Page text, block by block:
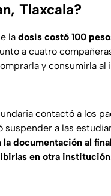
Tlaxcala?
la dosis costó 100
a cuatro
y consumirla al
contactó a los
suspender a las
documentación al
en otra